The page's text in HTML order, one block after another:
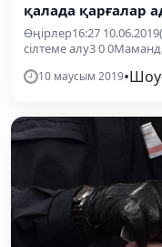
қалада қарғалар
Өңірлер16:27
сілтеме алу3 0
10 маусым 2019•